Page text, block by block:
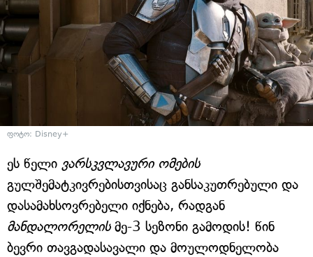
ფოტო: Disney+
ეს წელი ვარსკვლავური ომების
გულშემატკივრებისთვისაც განსაკუთრებული და
დასამახსოვრებელი იქნება, რადგან
მანდალორელისმე-3 სეზონი გამოდის! წინ
ბევრი თავგადასავალი და მოულოდნელობა